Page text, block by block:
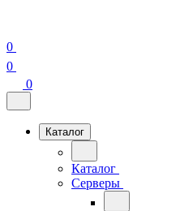
0
0
0
Каталог
Каталог
Серверы